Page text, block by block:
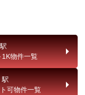
1K物件一覧
駅
可物件一覧